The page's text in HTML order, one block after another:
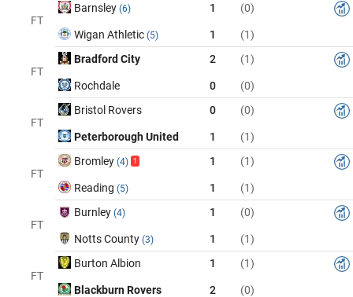
FT
Barnsley (6) 1 (0)
Wigan Athletic (5) 1 (1)
FT
Bradford City 2 (1)
Rochdale 0 (0)
FT
Bristol Rovers 0 (0)
Peterborough United 1 (1)
FT
Bromley (4) 1 1 (1)
Reading (5) 1 (1)
FT
Burnley (4) 1 (0)
Notts County (3) 1 (1)
FT
Burton Albion 1 (1)
Blackburn Rovers 2 (0)